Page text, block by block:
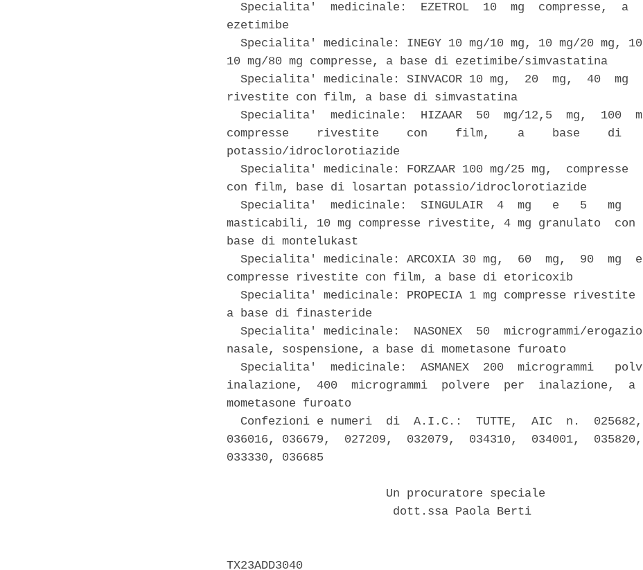
Specialita'  medicinale:  EZETROL  10  mg  compresse,  a
ezetimibe
Specialita' medicinale: INEGY 10 mg/10 mg, 10 mg/20 mg,
10 mg/80 mg compresse, a base di ezetimibe/simvastatina
Specialita' medicinale: SINVACOR 10 mg,  20  mg,  40  mg
rivestite con film, a base di simvastatina
Specialita'  medicinale:  HIZAAR  50  mg/12,5  mg,  100
compresse    rivestite    con    film,    a    base    di
potassio/idroclorotiazide
Specialita' medicinale: FORZAAR 100 mg/25 mg,  compresse
con film, base di losartan potassio/idroclorotiazide
Specialita'  medicinale:  SINGULAIR  4  mg   e   5   mg
masticabili, 10 mg compresse rivestite, 4 mg granulato
base di montelukast
Specialita' medicinale: ARCOXIA 30 mg,  60  mg,  90  mg
compresse rivestite con film, a base di etoricoxib
Specialita' medicinale: PROPECIA 1 mg compresse rivestite
a base di finasteride
Specialita' medicinale:  NASONEX  50  microgrammi/
nasale, sospensione, a base di mometasone furoato
Specialita'  medicinale:  ASMANEX  200  microgrammi
inalazione,  400  microgrammi  polvere  per  inalazione,  a
mometasone furoato
Confezioni e numeri  di  A.I.C.:  TUTTE,  AIC  n.
036016, 036679,  027209,  032079,  034310,  034001,
033330, 036685
                       Un procuratore speciale
                        dott.ssa Paola Berti